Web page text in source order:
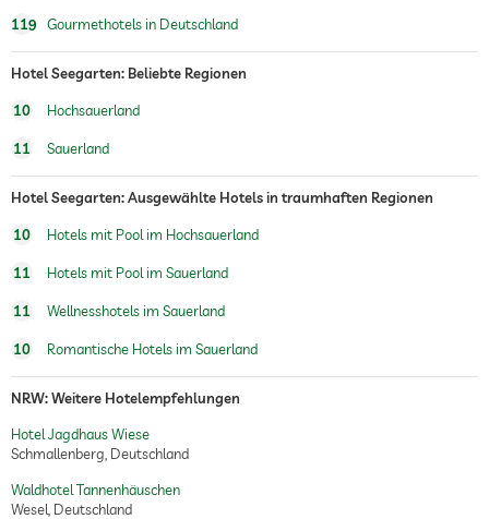
119 Gourmethotels in Deutschland
Hotel Seegarten: Beliebte Regionen
10 Hochsauerland
11 Sauerland
Hotel Seegarten: Ausgewählte Hotels in traumhaften Regionen
10 Hotels mit Pool im Hochsauerland
11 Hotels mit Pool im Sauerland
11 Wellnesshotels im Sauerland
10 Romantische Hotels im Sauerland
NRW: Weitere Hotelempfehlungen
Hotel Jagdhaus Wiese
Schmallenberg, Deutschland
Waldhotel Tannenhäuschen
Wesel, Deutschland